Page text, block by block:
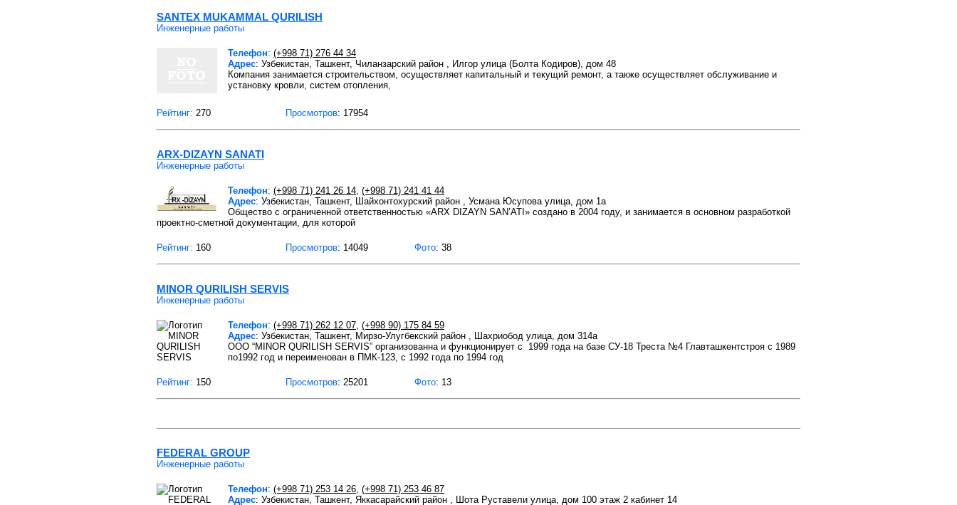
SANTEX MUKAMMAL QURILISH
Инженерные работы
Телефон: (+998 71) 276 44 34
Адрес: Узбекистан, Ташкент, Чиланзарский район , Илгор улица (Болта Кодиров), дом 48
Компания занимается строительством, осуществляет капитальный и текущий ремонт, а также осуществляет обслуживание и
установку кровли, систем отопления,
Рейтинг: 270 Просмотров: 17954
ARX-DIZAYN SANATI
Инженерные работы
Телефон: (+998 71) 241 26 14, (+998 71) 241 41 44
Адрес: Узбекистан, Ташкент, Шайхонтохурский район , Усмана Юсупова улица, дом 1а
Общество с ограниченной ответственностью «ARX DIZAYN SAN’ATI» создано в 2004 году, и занимается в основном разработкой
проектно-сметной документации, для которой
Рейтинг: 160 Просмотров: 14049 Фото: 38
MINOR QURILISH SERVIS
Инженерные работы
Телефон: (+998 71) 262 12 07, (+998 90) 175 84 59
Адрес: Узбекистан, Ташкент, Мирзо-Улугбекский район , Шахриобод улица, дом 314а
OOO “MINOR QURILISH SERVIS” организованна и функционирует с 1999 года на базе СУ-18 Треста №4 Главташкентстроя с 1989
по1992 год и переименован в ПМК-123, с 1992 года по 1994 год
Рейтинг: 150 Просмотров: 25201 Фото: 13
FEDERAL GROUP
Инженерные работы
Телефон: (+998 71) 253 14 26, (+998 71) 253 46 87
Адрес: Узбекистан, Ташкент, Яккасарайский район , Шота Руставели улица, дом 100 этаж 2 кабинет 14